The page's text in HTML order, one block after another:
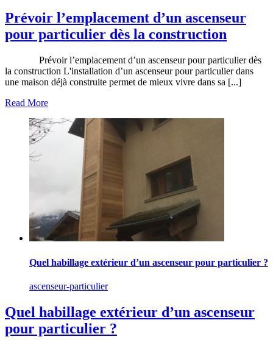
Prévoir l’emplacement d’un ascenseur
pour particulier dès la construction
Prévoir l’emplacement d’un ascenseur pour particulier dès
la construction L'installation d’un ascenseur pour particulier dans
une maison déjà construite permet de mieux vivre dans sa [...]
Read More
Quel habillage extérieur d’un ascenseur pour particulier ?
ascenseur-particulier
Quel habillage extérieur d’un ascenseur
pour particulier ?